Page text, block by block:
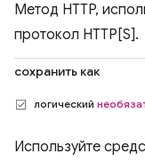
Метод HTTP,
протокол HTTP[S].
сохранить как
логический
Используйте